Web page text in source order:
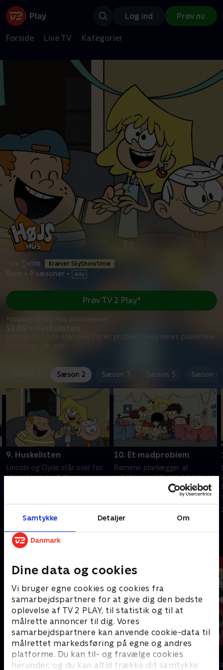
Samtykke Detaljer Om
Dine data og cookies
Vi bruger egne cookies og cookies fra
samarbejdspartnere for at give dig den bedste
oplevelse af TV 2 PLAY, til statistik og til at
målrette annoncer til dig. Vores
samarbejdspartnere kan anvende cookie-data til
målrettet markedsføring på egne og andres
platforme. Du kan til- og fravælge cookies
herunder, og du kan altid trække dit samtykke
Log ind Prøv nu
Forside Live TV Kategorier
Kræver SkyShowtime
Børn • 9 sæsoner •
S2:E9 • Huskelisten
Lincoln og Clyde står over for et problem med deres påskeferie.
Loris' fest går galt.
Prøv TV 2 Play*
*tilkøbes til TV 2 Play abonnement
Sæson 2 Sæson 3 Sæson 5 Sæson 6
9. Huskelisten
Lincoln og Clyde står over for
et problem med deres
10. Et madproblem
Børnene planlægger at
sabotere middagen. Lincoln og
Ronnie Anne tager sig af et
Andre så også
Mashas eventyr
Børneserier • 1 sæsoner
Miraculous
Børneserier • 3